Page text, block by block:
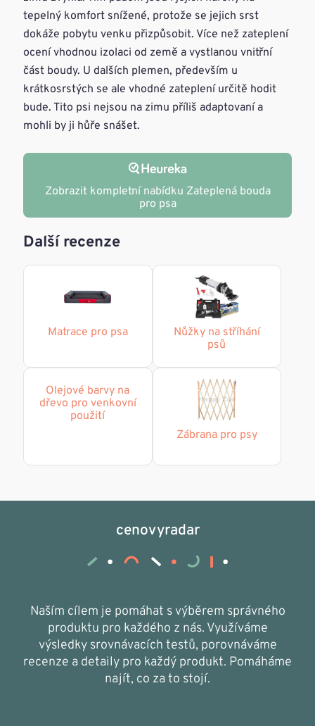
tepelný komfort snížené, protože se jejich srst
dokáže pobytu venku přizpůsobit. Více než zateplení
ocení vhodnou izolaci od země a vystlanou vnitřní
část boudy. U dalších plemen, především u
krátkosrstých se ale vhodné zateplení určitě hodit
bude. Tito psi nejsou na zimu příliš adaptovaní a
mohli by ji hůře snášet.
Zobrazit kompletní nabídku Zateplená bouda
pro psa
Další recenze
Matrace pro psa
Nůžky na stříhání
psů
Olejové barvy na
dřevo pro venkovní
použití
Zábrana pro psy
cenovyradar
Naším cílem je pomáhat s výběrem správného
produktu pro každého z nás. Využíváme
výsledky srovnávacích testů, porovnáváme
recenze a detaily pro každý produkt. Pomáháme
najít, co za to stojí.